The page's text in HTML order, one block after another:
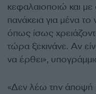
κεφαλαιοποιώ και
πανάκεια για μένα
όπως ίσως
τώρα ξεκινάνε. Αν
να έρθει»,
«Δεν λέω την άποψή